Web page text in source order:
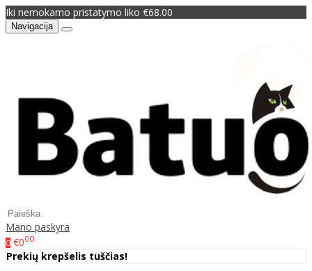
Iki nemokamo pristatymo liko €68.00
Navigacija
Mano paskyra
0 €000
Prekių krepšelis tuščias!